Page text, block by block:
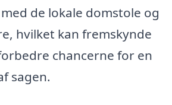
de lokale domstole og
hvilket kan fremskynde
chancerne for en
sagen.